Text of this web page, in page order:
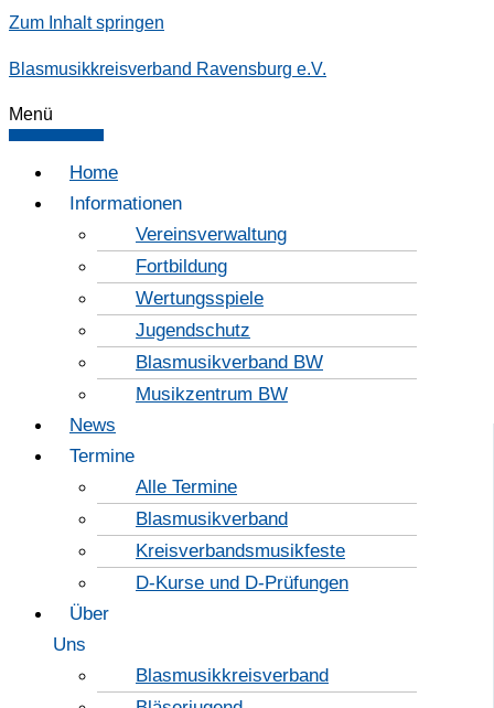
Zum Inhalt springen
Blasmusikkreisverband Ravensburg e.V.
Menü
Home
Informationen
Vereinsverwaltung
Fortbildung
Wertungsspiele
Jugendschutz
Blasmusikverband BW
Musikzentrum BW
News
Termine
Alle Termine
Blasmusikverband
Kreisverbandsmusikfeste
D-Kurse und D-Prüfungen
Über
Uns
Blasmusikkreisverband